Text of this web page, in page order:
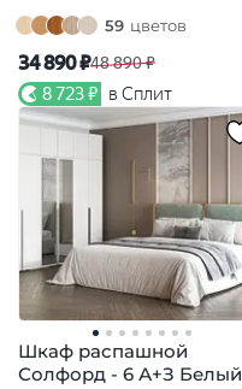
59 цветов
34 890 ₽48 890 ₽
8 723 ₽ в Сплит
Шкаф распашной
Солфорд - 6 А+З Белый